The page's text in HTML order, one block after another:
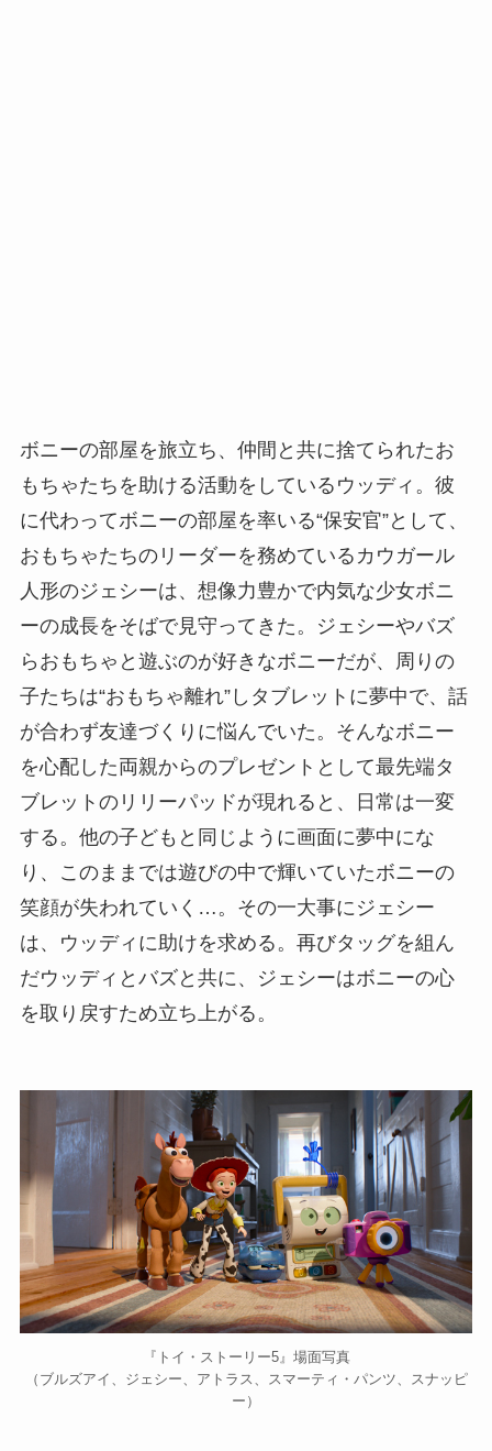
ボニーの部屋を旅立ち、仲間と共に捨てられたお
もちゃたちを助ける活動をしているウッディ。彼
に代わってボニーの部屋を率いる“保安官”として、
おもちゃたちのリーダーを務めているカウガール
人形のジェシーは、想像力豊かで内気な少女ボニ
ーの成長をそばで見守ってきた。ジェシーやバズ
らおもちゃと遊ぶのが好きなボニーだが、周りの
子たちは“おもちゃ離れ”しタブレットに夢中で、話
が合わず友達づくりに悩んでいた。そんなボニー
を心配した両親からのプレゼントとして最先端タ
ブレットのリリーパッドが現れると、日常は一変
する。他の子どもと同じように画面に夢中にな
り、このままでは遊びの中で輝いていたボニーの
笑顔が失われていく…。その一大事にジェシー
は、ウッディに助けを求める。再びタッグを組ん
だウッディとバズと共に、ジェシーはボニーの心
を取り戻すため立ち上がる。
『トイ・ストーリー5』場面写真
（ブルズアイ、ジェシー、アトラス、スマーティ・パンツ、スナッピ
ー）